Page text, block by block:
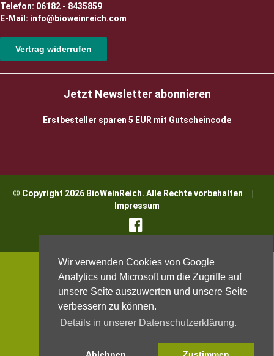
Wir verwenden Cookies von Google
Analytics und Microsoft um die Zugriffe auf
unsere Seite auszuwerten und unsere Seite
verbessern zu können.
Details in unserer Datenschutzerklärung.
Telefon: 06182 - 8435859
E-Mail: info@bioweinreich.com
Vertrag widerrufen
Jetzt Newsletter abonnieren
Erstbesteller sparen 5 EUR mit Gutscheincode
© Copyright 2026 BioWeinReich. Alle Rechte vorbehalten |
Impressum